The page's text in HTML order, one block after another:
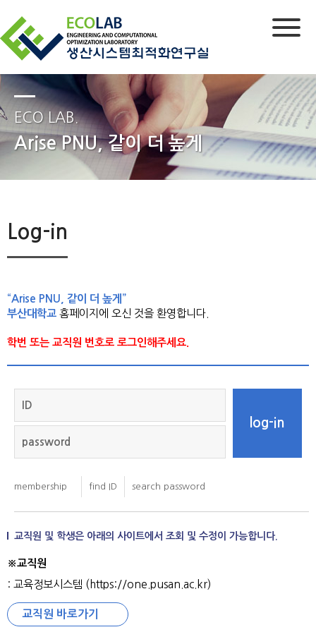
ECO LAB.
Arise PNU, 같이 더 높게
Log-in
“Arise PNU, 같이 더 높게”
부산대학교 홈페이지에 오신 것을 환영합니다.
학번 또는 교직원 번호로 로그인해주세요.
교직원 및 학생은 아래의 사이트에서 조회 및 수정이 가능합니다.
※교직원
: 교육정보시스템 (https://one.pusan.ac.kr)
교직원 바로가기